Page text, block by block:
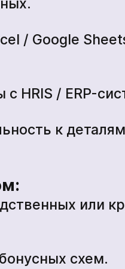
/ Google
HRIS / ERP-
к
или
схем.
*